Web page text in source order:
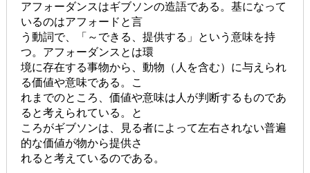
アフォーダンスはギブソンの造語である。基になって
いるのはアフォードと言
う動詞で、「～できる、提供する」という意味を持
つ。アフォーダンスとは環
境に存在する事物から、動物（人を含む）に与えられ
る価値や意味である。こ
れまでのところ、価値や意味は人が判断するものであ
ると考えられている。と
ころがギブソンは、見る者によって左右されない普遍
的な価値が物から提供さ
れると考えているのである。